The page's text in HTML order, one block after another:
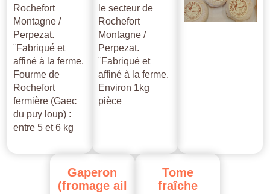
Rochefort
Montagne /
Perpezat.
¨Fabriqué et
affiné à la ferme.
Fourme de
Rochefort
fermière (Gaec
du puy loup) :
entre 5 et 6 kg
le secteur de
Rochefort
Montagne /
Perpezat.
¨Fabriqué et
affiné à la ferme.
Environ 1kg
pièce
Gaperon
(fromage ail
Tome
fraîche